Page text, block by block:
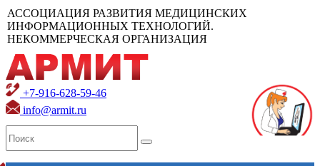
АССОЦИАЦИЯ РАЗВИТИЯ МЕДИЦИНСКИХ
ИНФОРМАЦИОННЫХ ТЕХНОЛОГИЙ.
НЕКОММЕРЧЕСКАЯ ОРГАНИЗАЦИЯ
+7-916-628-59-46
info@armit.ru